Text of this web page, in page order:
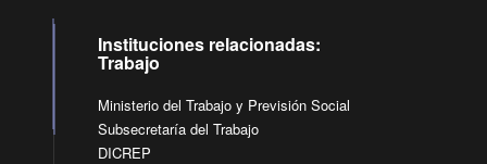
Instituciones relacionadas:
Trabajo
Ministerio del Trabajo y Previsión Social
Subsecretaría del Trabajo
DICREP